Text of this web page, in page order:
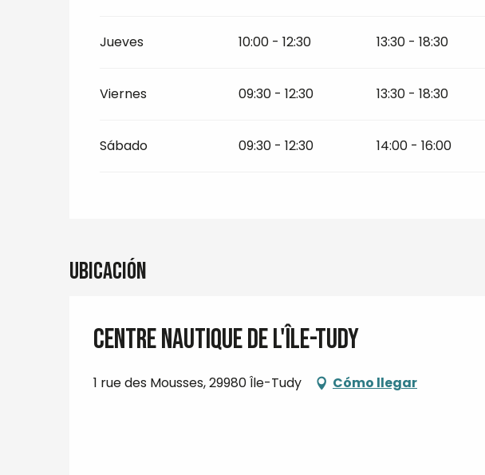
Jueves 10:00 - 12:30 13:30 - 18:30
Viernes 09:30 - 12:30 13:30 - 18:30
Sábado 09:30 - 12:30 14:00 - 16:00
Ubicación
Centre nautique de l'Île-Tudy
1 rue des Mousses, 29980 Île-Tudy Cómo llegar